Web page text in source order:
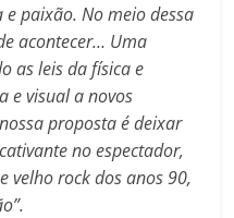
paixão. No meio dessa
acontecer… Uma
as leis da física e
e visual a novos
proposta é deixar
no espectador,
velho rock dos anos 90,